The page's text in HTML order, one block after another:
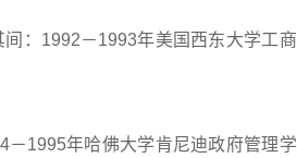
：1992－1993年美国西东大学工
1995年哈佛大学肯尼迪政府管理